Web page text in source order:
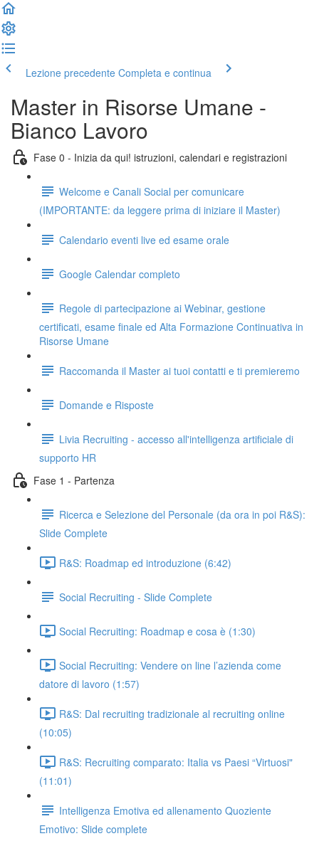
Lezione precedente Completa e continua
Master in Risorse Umane -
Bianco Lavoro
Fase 0 - Inizia da qui! istruzioni, calendari e registrazioni
Welcome e Canali Social per comunicare
(IMPORTANTE: da leggere prima di iniziare il Master)
Calendario eventi live ed esame orale
Google Calendar completo
Regole di partecipazione ai Webinar, gestione
certificati, esame finale ed Alta Formazione Continuativa in
Risorse Umane
Raccomanda il Master ai tuoi contatti e ti premieremo
Domande e Risposte
Livia Recruiting - accesso all'intelligenza artificiale di
supporto HR
Fase 1 - Partenza
Ricerca e Selezione del Personale (da ora in poi R&S):
Slide Complete
R&S: Roadmap ed introduzione (6:42)
Social Recruiting - Slide Complete
Social Recruiting: Roadmap e cosa è (1:30)
Social Recruiting: Vendere on line l’azienda come
datore di lavoro (1:57)
R&S: Dal recruiting tradizionale al recruiting online
(10:05)
R&S: Recruiting comparato: Italia vs Paesi “Virtuosi"
(11:01)
Intelligenza Emotiva ed allenamento Quoziente
Emotivo: Slide complete